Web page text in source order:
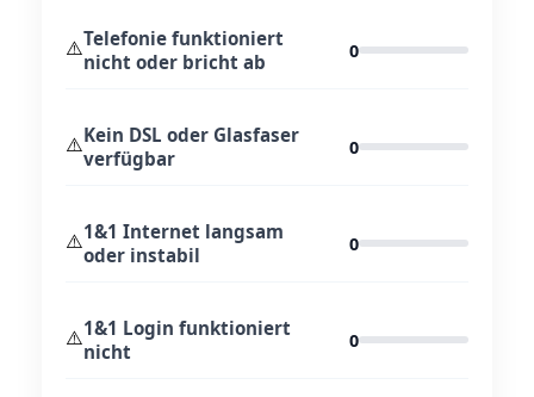
⚠️Telefonie funktioniert
nicht oder bricht ab
0
⚠️Kein DSL oder Glasfaser
verfügbar
0
⚠️1&1 Internet langsam
oder instabil
0
⚠️1&1 Login funktioniert
nicht
0